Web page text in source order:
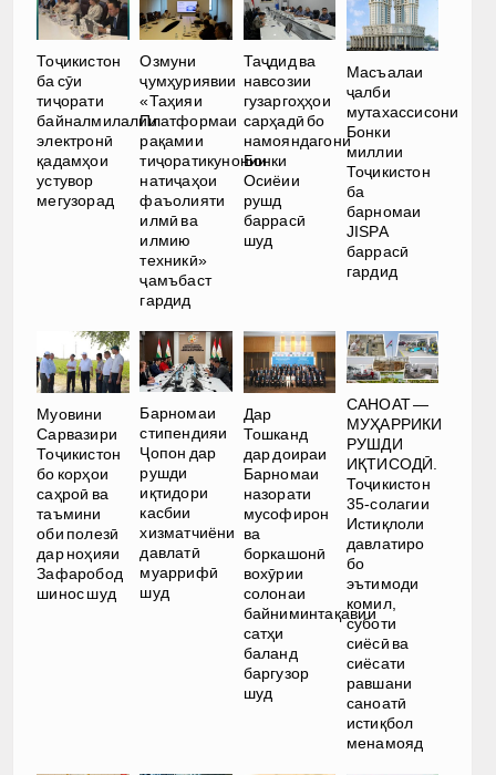
Тоҷикистон
ба сӯи
тиҷорати
байналмилалии
электронӣ
қадамҳои
устувор
мегузорад
Озмуни
ҷумҳуриявии
«Таҳияи
Платформаи
рақамии
тиҷоратикунонии
натиҷаҳои
фаъолияти
илмӣ ва
илмию
техникӣ»
ҷамъбаст
гардид
Таҷдид ва
навсозии
гузаргоҳҳои
сарҳадӣ бо
намояндагони
Бонки
Осиёии
рушд
баррасӣ
шуд
Масъалаи
ҷалби
мутахассисони
Бонки
миллии
Тоҷикистон
ба
барномаи
JISPA
баррасӣ
гардид
Муовини
Сарвазири
Тоҷикистон
бо корҳои
саҳроӣ ва
таъмини
оби полезӣ
дар ноҳияи
Зафаробод
шинос шуд
Барномаи
стипендияи
Ҷопон дар
рушди
иқтидори
касбии
хизматчиёни
давлатӣ
муаррифӣ
шуд
Дар
Тошканд
дар доираи
Барномаи
назорати
мусофирон
ва
боркашонӣ
вохӯрии
солонаи
байниминтақавии
сатҳи
баланд
баргузор
шуд
САНОАТ —
МУҲАРРИКИ
РУШДИ
ИҚТИСОДӢ.
Тоҷикистон
35-солагии
Истиқлоли
давлатиро
бо
эътимоди
комил,
суботи
сиёсӣ ва
сиёсати
равшани
саноатӣ
истиқбол
менамояд